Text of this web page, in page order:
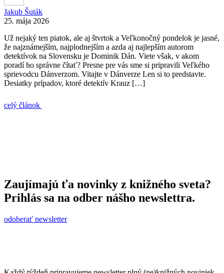
Jakub Šuták
25. mája 2026
Už nejaký ten piatok, ale aj štvrtok a Veľkonočný pondelok je jasné,
že najznámejším, najplodnejším a azda aj najlepším autorom
detektívok na Slovensku je Dominik Dán. Viete však, v akom
poradí ho správne čítať? Presne pre vás sme si pripravili Veľkého
sprievodcu Dánverzom. Vitajte v Dánverze Len si to predstavte.
Desiatky prípadov, ktoré detektív Krauz […]
celý článok
Zaujímajú ťa novinky z knižného sveta?
Prihlás sa na odber nášho newslettra.
odoberať newsletter